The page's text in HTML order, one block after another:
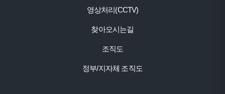
영상처리(CCTV)
찾아오시는길
조직도
정부/지자체 조직도